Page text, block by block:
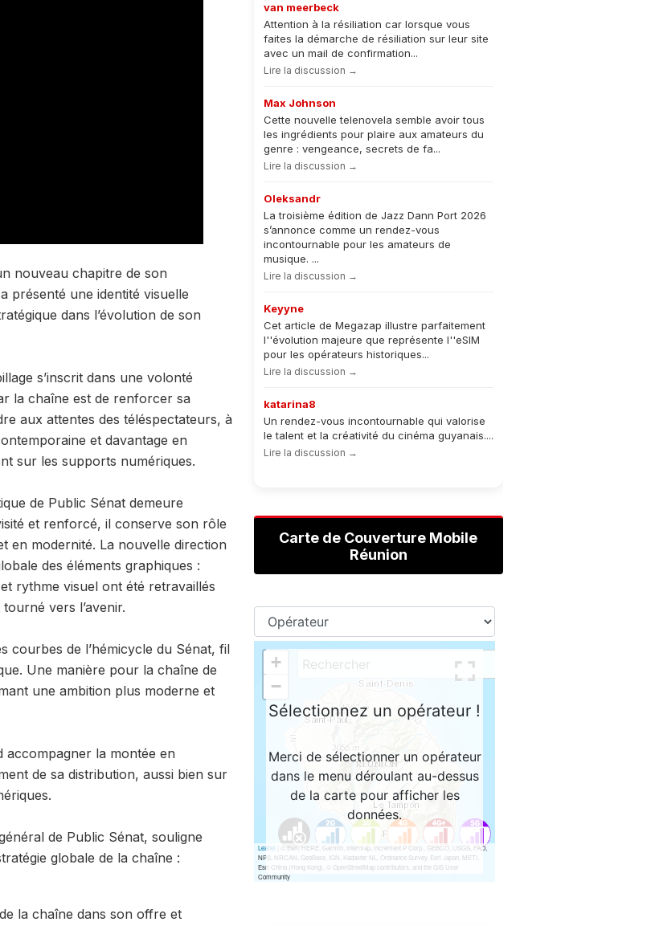
nouveau chapitre de son
présenté une identité visuelle
dans l’évolution de son
s’inscrit dans une volonté
la chaîne est de renforcer sa
aux attentes des téléspectateurs, à
et davantage en
sur les supports numériques.
de Public Sénat demeure
et renforcé, il conserve son rôle
en modernité. La nouvelle direction
des éléments graphiques :
rythme visuel ont été retravaillés
vers l’avenir.
courbes de l’hémicycle du Sénat, fil
Une manière pour la chaîne de
une ambition plus moderne et
la montée en
de sa distribution, aussi bien sur
de Public Sénat, souligne
globale de la chaîne :
la chaîne dans son offre et
van meerbeck
Attention à la résiliation car lorsque vous
faites la démarche de résiliation sur leur site
avec un mail de confirmation...
Lire la discussion →
Max Johnson
Cette nouvelle telenovela semble avoir tous
les ingrédients pour plaire aux amateurs du
genre : vengeance, secrets de fa...
Lire la discussion →
Oleksandr
La troisième édition de Jazz Dann Port 2026
s’annonce comme un rendez-vous
incontournable pour les amateurs de
musique. ...
Lire la discussion →
Keyyne
Cet article de Megazap illustre parfaitement
l''évolution majeure que représente l''eSIM
pour les opérateurs historiques...
Lire la discussion →
katarina8
Un rendez-vous incontournable qui valorise
le talent et la créativité du cinéma guyanais....
Lire la discussion →
Carte de Couverture Mobile
Réunion